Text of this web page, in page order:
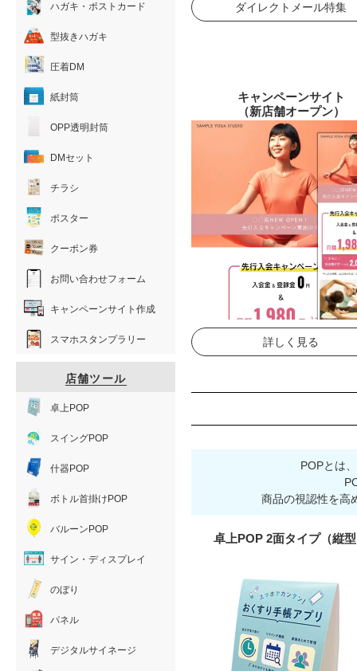
ダイレクトメール特集
キャンペーンサイト
（新店舗オープン）
詳しく見る
POPとは
商品の視認性を高
卓上POP 2面タイプ（縦
ハガキ・ポストカード
型抜きハガキ
圧着DM
紙封筒
OPP透明封筒
DMセット
チラシ
ポスター
クーポン券
お問い合わせフォーム
キャンペーンサイト作成
スマホスタンプラリー
店舗ツール
卓上POP
スイングPOP
什器POP
ボトル首掛けPOP
バルーンPOP
サイン・ディスプレイ
のぼり
パネル
デジタルサイネージ